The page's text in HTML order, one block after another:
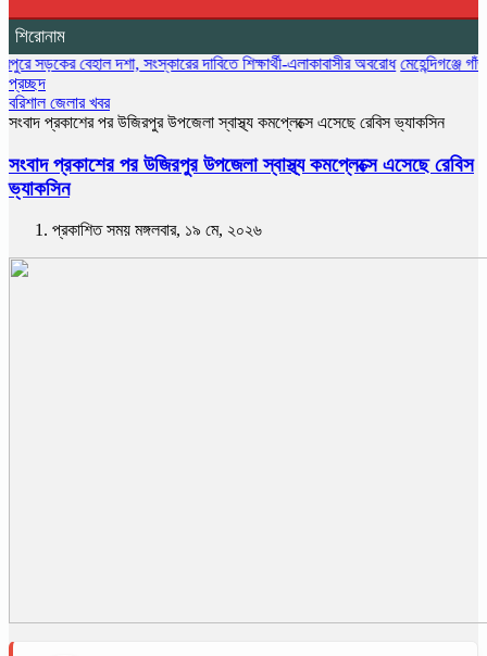
শিরোনাম
দশা, সংস্কারের দাবিতে শিক্ষার্থী-এলাকাবাসীর অবরোধ মেহেন্দিগঞ্জে গাঁজা গাছসহ
প্রচ্ছদ
বরিশাল জেলার খবর
সংবাদ প্রকাশের পর উজিরপুর উপজেলা স্বাস্থ্য কমপ্লেক্সে এসেছে রেবিস ভ্যাকসিন
সংবাদ প্রকাশের পর উজিরপুর উপজেলা স্বাস্থ্য কমপ্লেক্সে এসেছে রেবিস
ভ্যাকসিন
প্রকাশিত সময় মঙ্গলবার, ১৯ মে, ২০২৬